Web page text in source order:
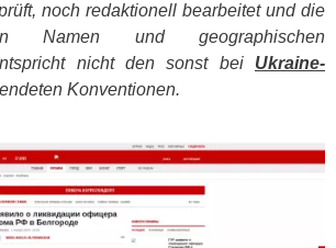
noch redaktionell bearbeitet und die
Namen und geographischen
nicht den sonst bei Ukraine-
Konventionen.